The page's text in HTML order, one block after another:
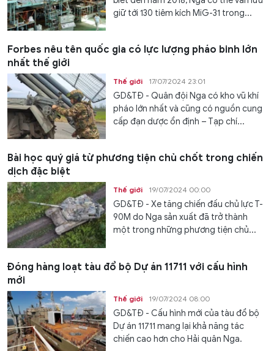
giữ tới 130 tiêm kích MiG-31 trong...
Forbes nêu tên quốc gia có lực lượng pháo binh lớn
nhất thế giới
Thế giới 17/07/2024 23:01
GD&TĐ - Quân đội Nga có kho vũ khí
pháo lớn nhất và cũng có nguồn cung
cấp đạn dược ổn định – Tạp chí...
Bài học quý giá từ phương tiện chủ chốt trong chiến
dịch đặc biệt
Thế giới 19/07/2024 00:00
GD&TĐ - Xe tăng chiến đấu chủ lực T-
90M do Nga sản xuất đã trở thành
một trong những phương tiện chủ...
Đóng hàng loạt tàu đổ bộ Dự án 11711 với cấu hình
mới
Thế giới 19/07/2024 08:00
GD&TĐ - Cấu hình mới của tàu đổ bộ
Dự án 11711 mang lại khả năng tác
chiến cao hơn cho Hải quân Nga.